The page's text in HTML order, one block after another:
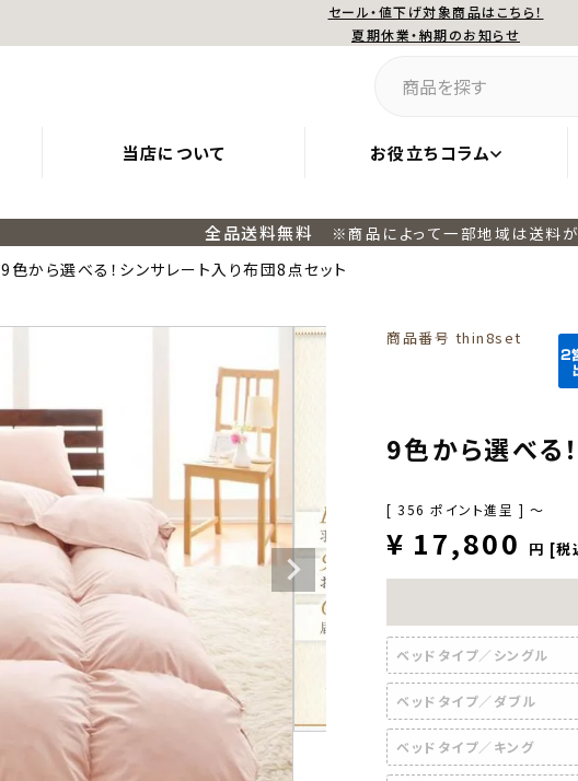
セール・値下げ対象商品はこちら！
夏期休業・納期のお知らせ
全品送料無料
※商品によって一部地域は送料が
9色から選べる！シンサレート入り布団8点セット
商品番号 thin8set
9色から選べる
[ 356 ポイント進呈 ] 〜
¥ 17,800 税
ベッドタイプ／シングル
ベッドタイプ／ダブル
ベッドタイプ／キング